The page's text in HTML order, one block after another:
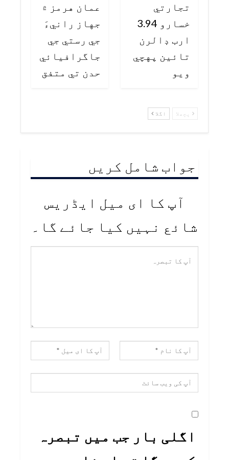
تجارتي
خسارو 3.94
ارب ڊالرن
تائين پهچي
ويو
عمان هرمز ۾
جهاز رانيءَ
جي رستي جي
جاگرافيائي
حدن تي متفق
پچھلا اگلا
جواب شامل کریں
آپ کا ای میل ایڈریس
شائع نہیں کیا جائے گا۔
اگلی بار جب میں تبصرہ